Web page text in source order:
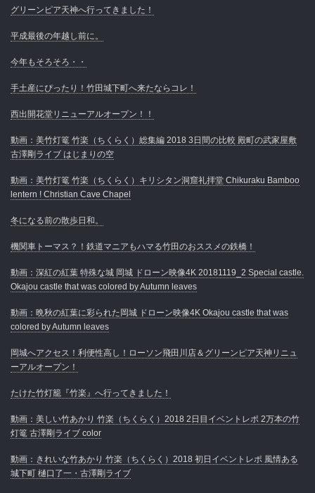
グリーンピア天神へ行ってきました！
平成最後の年越し前に。
今年もそろそろ・・
手土産にぴったり！竹田城下町へ来たならコレ！
西出開花堂リニューアルオープン！！
動画：美竹灯篭 竹楽（ちくらく）総集編 2018 3日間の比較 殿町の武家屋敷
古澤剛ライブ はじまりの空
動画：美竹灯篭 竹楽（ちくらく）キリシタン洞窟礼拝堂 Chikuraku Bamboo
lentern ! Christian Cave Chapel
冬になる前の散歩日和。
機関車トーマス？！鉄道マニアもハマる竹田のおススメの鉄橋！
動画：深紅の紅葉 特殊な城 岡城 ドローン映像4K 20181119_2 Special castle.
Okajou castle that was colored by Autumn leaves
動画：晩秋の紅葉に彩られた岡城 ドローン映像4K Okajou castle that was
colored by Autumn leaves
岡城へアクセス！利便性高し！ローソン飛田川店＆グリーンピア天神リニュ
ーアルオープン！
たけた竹灯籠『竹楽』へ行ってきました！
動画：美しい竹あかり 竹楽（ちくらく）2018 2日目イベントレポ 2万本の竹
灯篭 古澤剛ライブ color
動画：きれいな竹あかり 竹楽（ちくらく）2018 初日イベントレポ 風情ある
城下町 樋口了一・古澤剛ライブ